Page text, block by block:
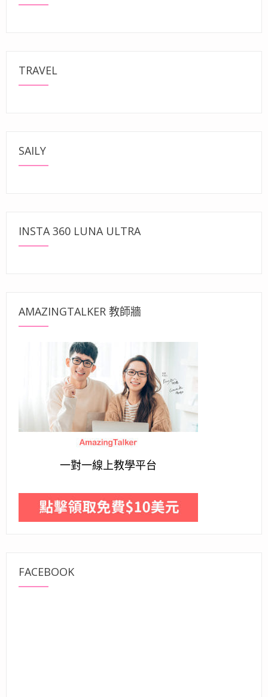
TRAVEL
SAILY
INSTA 360 LUNA ULTRA
AMAZINGTALKER 教師牆
一對一線上教學平台
FACEBOOK